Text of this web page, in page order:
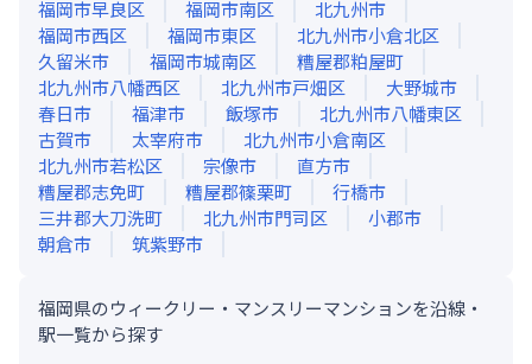
福岡市早良区
福岡市南区
北九州市
福岡市西区
福岡市東区
北九州市小倉北区
久留米市
福岡市城南区
糟屋郡粕屋町
北九州市八幡西区
北九州市戸畑区
大野城市
春日市
福津市 飯塚市
北九州市八幡東区
古賀市
太宰府市
北九州市小倉南区
北九州市若松区
宗像市
直方市
糟屋郡志免町
糟屋郡篠栗町
行橋市
三井郡大刀洗町
北九州市門司区
小郡市
朝倉市
筑紫野市
福岡県のウィークリー・マンスリーマンションを沿線・
駅一覧から探す